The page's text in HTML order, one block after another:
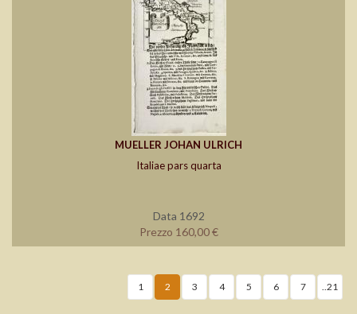
MUELLER JOHAN ULRICH
Italiae pars quarta
Data 1692
Prezzo 160,00 €
1 2 3 4 5 6 7 ..21